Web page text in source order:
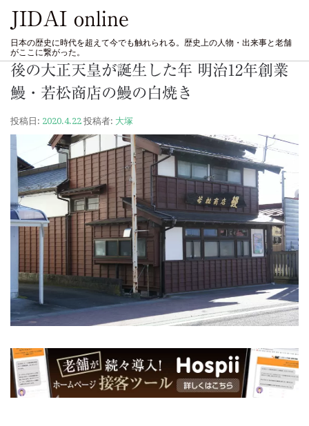
JIDAI online
日本の歴史に時代を超えて今でも触れられる。歴史上の人物・出来事と老舗
がここに繋がった。
後の大正天皇が誕生した年 明治12年創業
鰻・若松商店の鰻の白焼き
投稿日: 2020.4.22 投稿者: 大塚